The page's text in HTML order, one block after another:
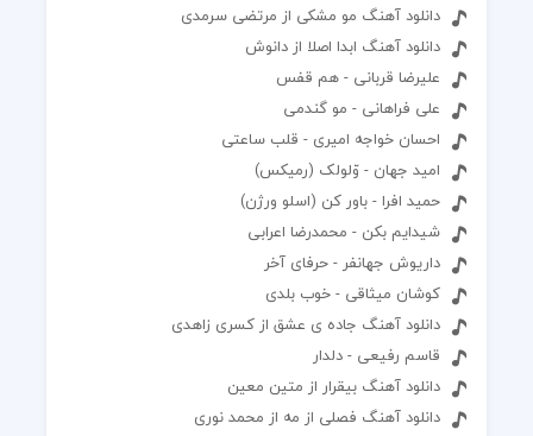
دانلود آهنگ مو مشکی از مرتضی سرمدی
دانلود آهنگ ابدا اصلا از دانوش
علیرضا قربانی - هم قفس
علی فراهانی - مو گندمی
احسان خواجه امیری - قلب ساعتی
امید جهان - وّلولک (رمیکس)
حمید افرا - باور کن (اسلو ورژن)
شیدایم بکن - محمدرضا اعرابی
داریوش جهانفر - حرفای آخر
کوشان میثاقی - خوب بلدی
دانلود آهنگ جاده ی عشق از کسری زاهدی
قاسم رفیعی - دلدار
دانلود آهنگ بیقرار از متین معین
دانلود آهنگ فصلی از مه از محمد نوری